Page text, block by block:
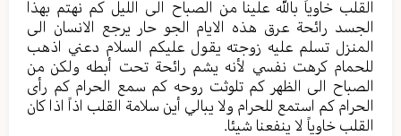
القلب خاوياً بالله علينا من الصباح الى الليل كم نهتم بهذا
الجسد رائحة عرق هذه الايام الجو حار يرجع الانسان الى
المنزل تسلم عليه زوجته يقول عليكم السلام دعني اذهب
للحمام كرهت نفسي لأنه يشم رائحة تحت أبطه ولكن من
الصباح الى الظهر كم تلوثت روحه كم سمع الحرام كم رأى
الحرام كم استمع للحرام ولا يبالي أين سلامة القلب اذاً اذا كان
القلب خاوياً لا ينفعنا شيئا.